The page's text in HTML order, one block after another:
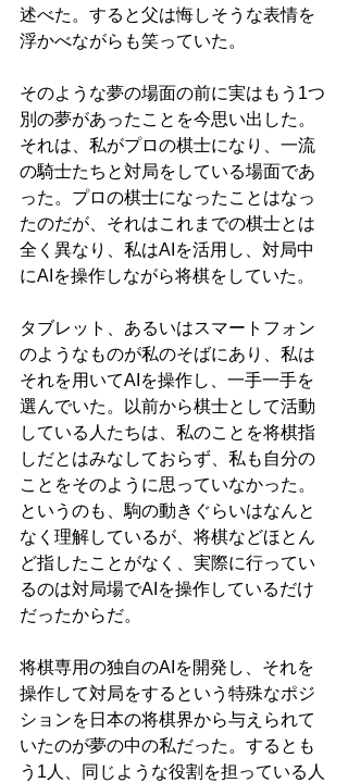
述べた。すると父は悔しそうな表情を
浮かべながらも笑っていた。
そのような夢の場面の前に実はもう1つ
別の夢があったことを今思い出した。
それは、私がプロの棋士になり、一流
の騎士たちと対局をしている場面であ
った。プロの棋士になったことはなっ
たのだが、それはこれまでの棋士とは
全く異なり、私はAIを活用し、対局中
にAIを操作しながら将棋をしていた。
タブレット、あるいはスマートフォン
のようなものが私のそばにあり、私は
それを用いてAIを操作し、一手一手を
選んでいた。以前から棋士として活動
している人たちは、私のことを将棋指
しだとはみなしておらず、私も自分の
ことをそのように思っていなかった。
というのも、駒の動きぐらいはなんと
なく理解しているが、将棋などほとん
ど指したことがなく、実際に行ってい
るのは対局場でAIを操作しているだけ
だったからだ。
将棋専用の独自のAIを開発し、それを
操作して対局をするという特殊なポジ
ションを日本の将棋界から与えられて
いたのが夢の中の私だった。するとも
う1人、同じような役割を担っている人